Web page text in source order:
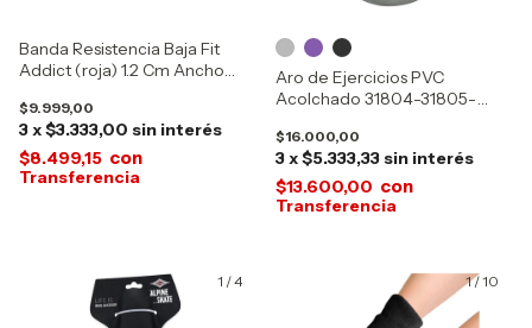
Banda Resistencia Baja Fit
Addict (roja) 1.2 Cm Ancho
$9.999,00
3x$3.333,00 sin interés
$8.499,15 con
Aro de Ejercicios PVC
Acolchado 31804-31805-
$16.000,00
3x$5.333,33 sin interés
$13.600,00 con
1 /4 1/10